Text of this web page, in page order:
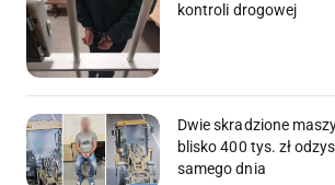
kontroli drogowej
Dwie skradzione
blisko 400 tys. zł
samego dnia